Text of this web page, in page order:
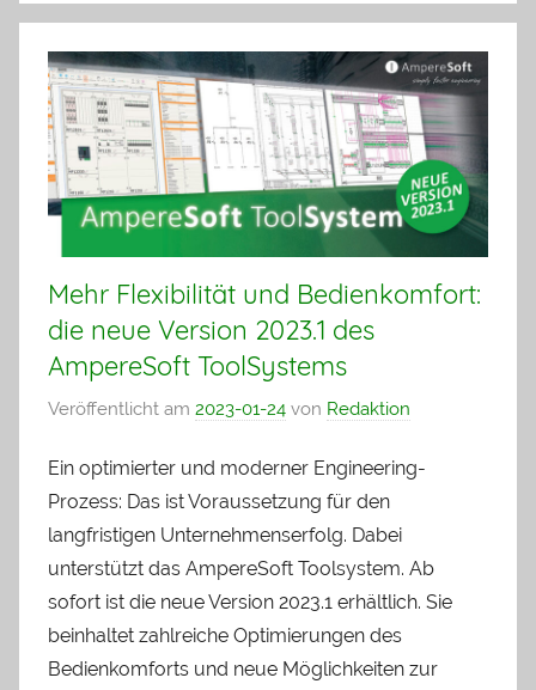
Mehr Flexibilität und Bedienkomfort:
die neue Version 2023.1 des
AmpereSoft ToolSystems
Veröffentlicht am 2023-01-24 von Redaktion
Ein optimierter und moderner Engineering-
Prozess: Das ist Voraussetzung für den
langfristigen Unternehmenserfolg. Dabei
unterstützt das AmpereSoft Toolsystem. Ab
sofort ist die neue Version 2023.1 erhältlich. Sie
beinhaltet zahlreiche Optimierungen des
Bedienkomforts und neue Möglichkeiten zur